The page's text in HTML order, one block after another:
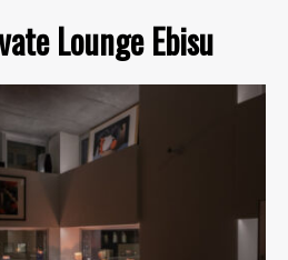
Lounge Ebisu